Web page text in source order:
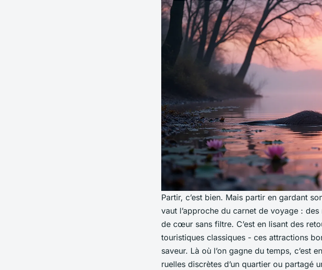
Partir, c’est bien. Mais partir en gardant
vaut l’approche du carnet de voyage :
de cœur sans filtre. C’est en lisant des
touristiques classiques - ces attractions
saveur. Là où l’on gagne du temps, c’est
ruelles discrètes d’un quartier ou partagé